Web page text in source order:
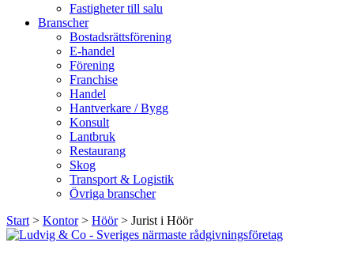
Fastigheter till salu
Branscher
Bostadsrättsförening
E-handel
Förening
Franchise
Handel
Hantverkare / Bygg
Konsult
Lantbruk
Restaurang
Skog
Transport & Logistik
Övriga branscher
Start > Kontor> Höör> Jurist i Höör